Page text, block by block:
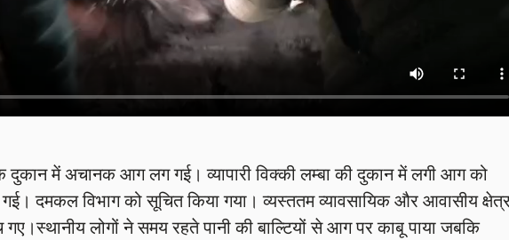
में अचानक आग लग गई। व्यापारी विक्की लम्बा की दुकान में लगी आग को
दमकल विभाग को सूचित किया गया। व्यस्ततम व्यावसायिक और आवासीय
लोगों ने समय रहते पानी की बाल्टियों से आग पर काबू पाया जबकि